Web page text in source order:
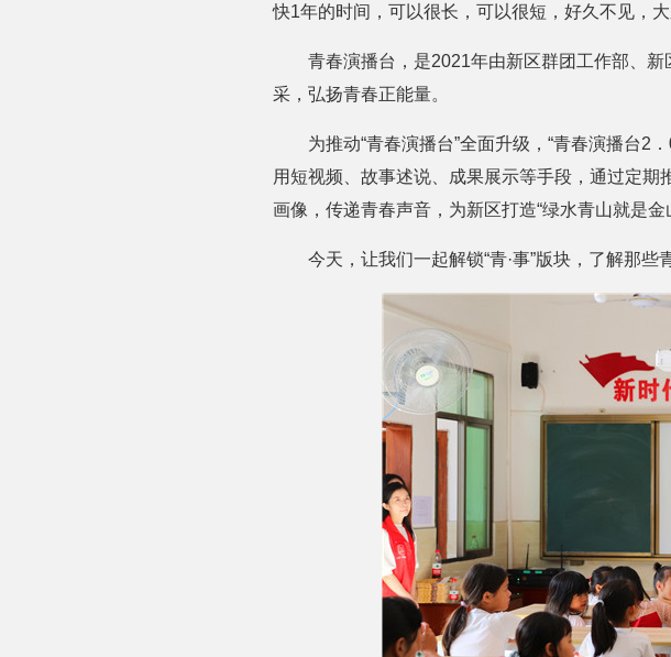
快1年的时间，可以很长，可以很短，好久不见，
青春演播台，是2021年由新区群团工作部、
采，弘扬青春正能量。
为推动“青春演播台”全面升级，“青春演播台2
用短视频、故事述说、成果展示等手段，通过定期推
画像，传递青春声音，为新区打造“绿水青山就是金
今天，让我们一起解锁“青·事”版块，了解那些